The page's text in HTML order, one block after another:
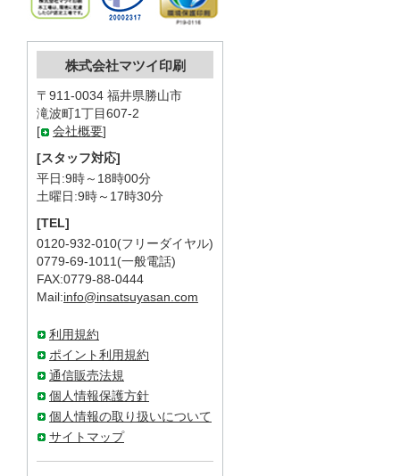
株式会社マツイ印刷
〒911-0034 福井県勝山市
滝波町1丁目607-2
[
会社概要]
[スタッフ対応]
平日:9時～18時00分
土曜日:9時～17時30分
[TEL]
0120-932-010(フリーダイヤル)
0779-69-1011(一般電話)
FAX:0779-88-0444
Mail:info@insatsuyasan.com
利用規約
ポイント利用規約
通信販売法規
個人情報保護方針
個人情報の取り扱いについて
サイトマップ